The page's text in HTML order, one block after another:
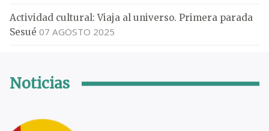
Actividad cultural: Viaja al universo. Primera parada
Sesué 07 AGOSTO 2025
Noticias